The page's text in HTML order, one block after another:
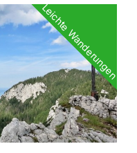
Leichte Wanderungen